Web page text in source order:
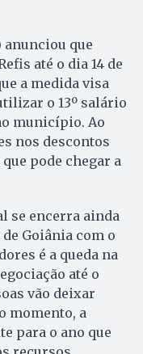
anunciou que
até o dia 14 de
a medida visa
o 13º salário
município. Ao
nos descontos
pode chegar a
se encerra ainda
Goiânia com o
é a queda na
até o
vão deixar
momento, a
para o ano que